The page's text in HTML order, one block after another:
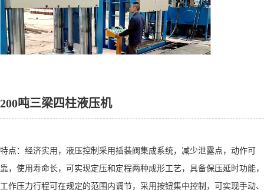
200吨三梁四柱液压机
特点：经济实用，液压控制采用插装阀集成系统，减少泄露点，动作可
靠，使用寿命长，可实现定压和定程两种成形工艺，具备保压延时功能，
工作压力行程可在规定的范围内调节，采用按钮集中控制，可实现手动、